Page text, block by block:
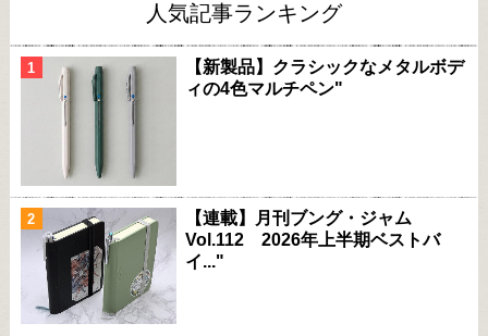
人気記事ランキング
【新製品】クラシックなメタルボデ
ィの4色マルチペン"
【連載】月刊ブング・ジャム
Vol.112 2026年上半期ベストバ
イ..."